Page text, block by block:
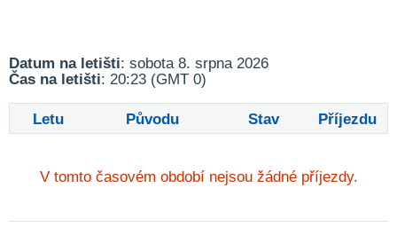
Datum na letišti: sobota 8. srpna 2026
Čas na letišti: 20:23 (GMT 0)
Letu Původu Stav Příjezdu
V tomto časovém období nejsou žádné příjezdy.